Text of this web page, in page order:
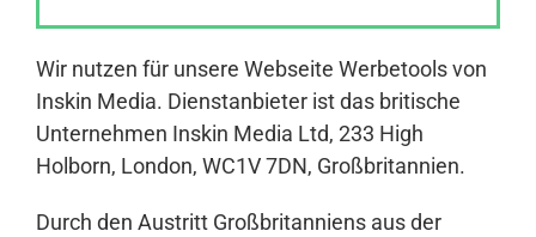
Wir nutzen für unsere Webseite Werbetools von
Inskin Media. Dienstanbieter ist das britische
Unternehmen Inskin Media Ltd, 233 High
Holborn, London, WC1V 7DN, Großbritannien.
Durch den Austritt Großbritanniens aus der